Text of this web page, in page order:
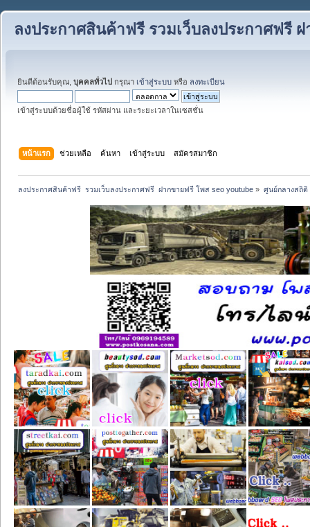
ลงประกาศสินค้าฟรี รวมเว็บลงประกาศฟรี
ยินดีต้อนรับคุณ, บุคคลทั่วไป กรุณา เข้าสู่ระบบ หรือ ลงทะเบียน
เข้าสู่ระบบด้วยชื่อผู้ใช้ รหัสผ่าน และระยะเวลาในเซสชั่น
หน้าแรก ช่วยเหลือ ค้นหา เข้าสู่ระบบ สมัครสมาชิก
ลงประกาศสินค้าฟรี  รวมเว็บลงประกาศฟรี  ฝากขายฟรี โพส seo youtube » ศูนย์กลางสถิติ